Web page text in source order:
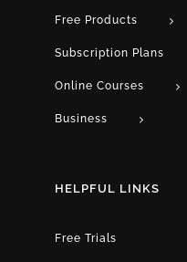
Free Products
Subscription Plans
Online Courses
Business
HELPFUL LINKS
Free Trials